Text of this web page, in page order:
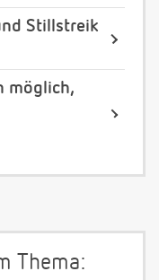
Stillstreik
möglich,
Thema: